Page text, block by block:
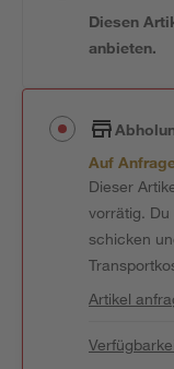
Diesen
anbieten.
Auf
Dieser
vorrätig.
schicken
Artikel